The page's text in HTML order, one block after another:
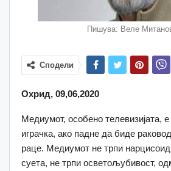
Пишува: Веле
Сподели
Охрид, 09,06,2020
Медиумот, особено телевизијата,
играчка, ако падне да биде
раце. Медиумот не трпи
суета, не трпи осветољубивост,